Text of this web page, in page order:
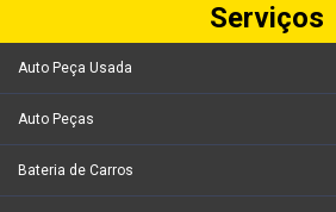
Serviços
Auto Peça Usada
Auto Peças
Bateria de Carros